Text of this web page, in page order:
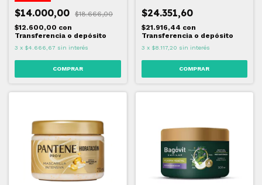
$14.000,00
$18.666,00
$12.600,00 con
Transferencia o depósito
3 x $4.666,67 sin interés
$24.351,60
$21.916,44 con
Transferencia o depósito
3 x $8.117,20 sin interés